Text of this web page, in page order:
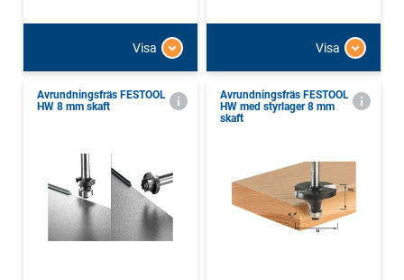
Visa Visa
Avrundningsfräs FESTOOL
HW 8 mm skaft
Avrundningsfräs FESTOOL
HW med styrlager 8 mm
skaft